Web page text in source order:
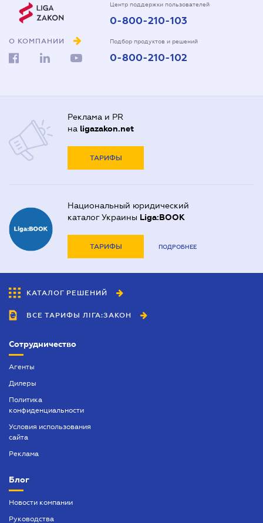
О КОМПАНИИ
Центр поддержки пользователей
0-800-210-103
Подбор продуктов и решений
0-800-210-102
Реклама и PR
на ligazakon.net
ТАРИФЫ
Национальный юридический
каталог Украины Liga:BOOK
ТАРИФЫ ПОДРОБНЕЕ
КАТАЛОГ РЕШЕНИЙ
ВСЕ ТАРИФЫ ЛІГА:ЗАКОН
Сотрудничество
Агенты
Дилеры
Политика
конфиденциальности
Условия использования
сайта
Реклама
Блог
Новости компании
Руководства